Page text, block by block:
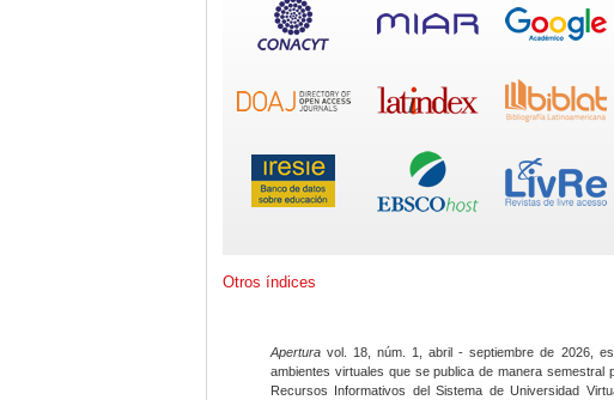
Otros índices
Apertura vol. 18, núm. 1, abril - septiembre de 2026,
ambientes virtuales que se publica de manera
Recursos Informativos del Sistema de Universidad